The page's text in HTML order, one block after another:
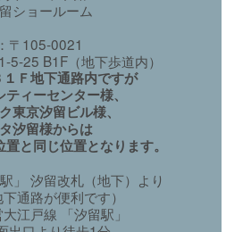
ショールーム
〒105-0021
5-25 B1F（地下歩道内）
Ｆ地下通路内ですが
ィーセンター様、
東京汐留ビル様、
汐留様からは
と同じ位置となります。
」 汐留改札（地下）より
通路が便利です）
江戸線 「汐留駅」